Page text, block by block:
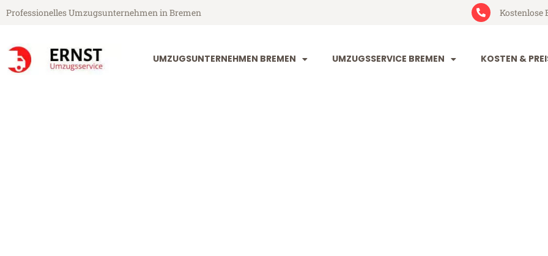
Professionelles Umzugsunternehmen in Bremen Kostenlose
UMZUGSUNTERNEHMEN BREMEN UMZUGSSERVICE BREMEN KOSTEN &